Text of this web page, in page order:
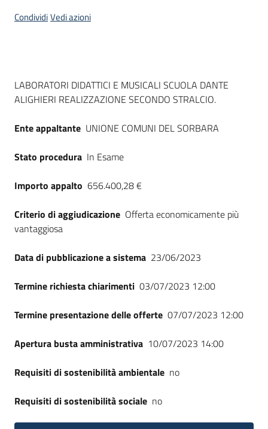
su
CondividiVedi azioni
Dati del bando
LABORATORI DIDATTICI E MUSICALI SCUOLA DANTE
ALIGHIERI REALIZZAZIONE SECONDO STRALCIO.
Ente appaltante UNIONE COMUNI DEL SORBARA
Stato procedura In Esame
Importo appalto 656.400,28 €
Criterio di aggiudicazione Offerta economicamente più
vantaggiosa
Data di pubblicazione a sistema 23/06/2023
Termine richiesta chiarimenti 03/07/2023 12:00
Termine presentazione delle offerte 07/07/2023 12:00
Apertura busta amministrativa 10/07/2023 14:00
Requisiti di sostenibilità ambientale no
Requisiti di sostenibilità sociale no